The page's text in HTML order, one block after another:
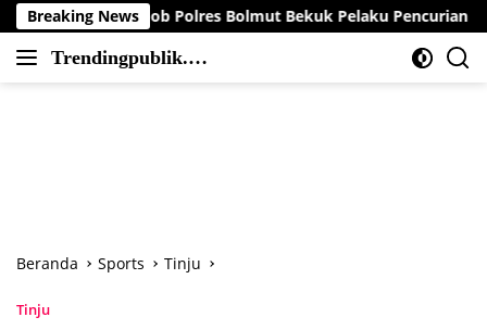
Langsung
ke
konten
Breaking News
Polres Bolmut Bekuk Pelaku Pencurian Perahu di
Trendingpublik.co
Berita
Beranda Sports Tinju
Tinju